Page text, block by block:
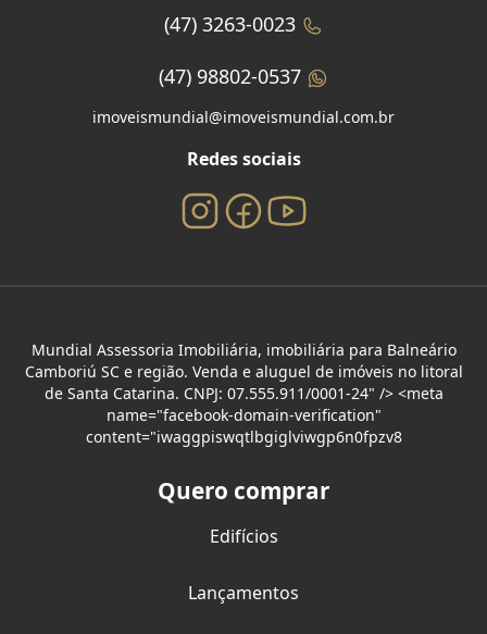
(47) 3263-0023
(47) 98802-0537
imoveismundial@imoveismundial.com.br
Redes sociais
Mundial Assessoria Imobiliária, imobiliária para Balneário
Camboriú SC e região. Venda e aluguel de imóveis no litoral
de Santa Catarina. CNPJ: 07.555.911/0001-24" /> <meta
name="facebook-domain-verification"
content="iwaggpiswqtlbgiglviwgp6n0fpzv8
Quero comprar
Edifícios
Lançamentos